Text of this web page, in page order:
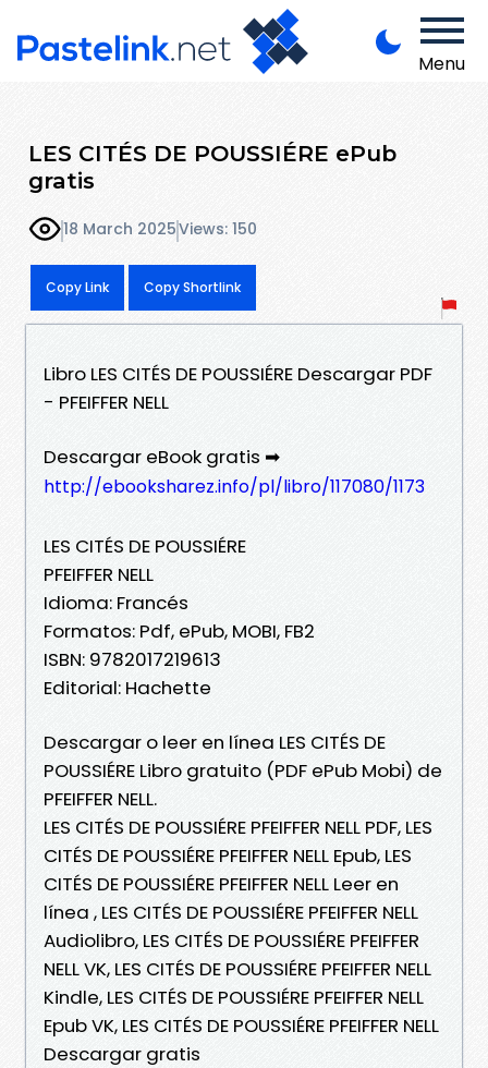
Menu
LES CITÉS DE POUSSIÉRE ePub
gratis
18 March 2025Views: 150
Copy Link Copy Shortlink
Libro LES CITÉS DE POUSSIÉRE Descargar PDF
- PFEIFFER NELL
Descargar eBook gratis ➡
http://ebooksharez.info/pl/libro/117080/1173
LES CITÉS DE POUSSIÉRE
PFEIFFER NELL
Idioma: Francés
Formatos: Pdf, ePub, MOBI, FB2
ISBN: 9782017219613
Editorial: Hachette
Descargar o leer en línea LES CITÉS DE
POUSSIÉRE Libro gratuito (PDF ePub Mobi) de
PFEIFFER NELL.
LES CITÉS DE POUSSIÉRE PFEIFFER NELL PDF, LES
CITÉS DE POUSSIÉRE PFEIFFER NELL Epub, LES
CITÉS DE POUSSIÉRE PFEIFFER NELL Leer en
línea , LES CITÉS DE POUSSIÉRE PFEIFFER NELL
Audiolibro, LES CITÉS DE POUSSIÉRE PFEIFFER
NELL VK, LES CITÉS DE POUSSIÉRE PFEIFFER NELL
Kindle, LES CITÉS DE POUSSIÉRE PFEIFFER NELL
Epub VK, LES CITÉS DE POUSSIÉRE PFEIFFER NELL
Descargar gratis